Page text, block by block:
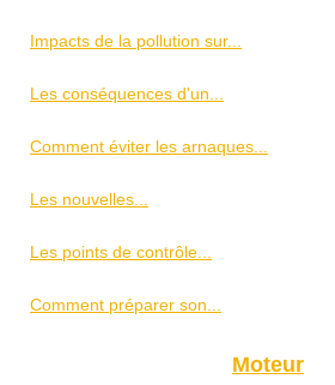
Impacts de la pollution sur...
Les conséquences d'un...
Comment éviter les arnaques...
Les nouvelles...
Les points de contrôle...
Comment préparer son...
Moteur